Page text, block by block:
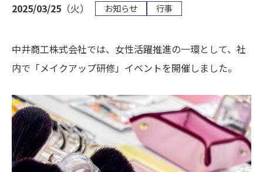
2025/03/25 （火） お知らせ 行事
中井商工株式会社では、女性活躍推進の一環として、社
内で「メイクアップ研修」イベントを開催しました。